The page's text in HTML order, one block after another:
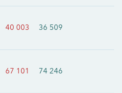
40 003 36 509
67 101 74 246